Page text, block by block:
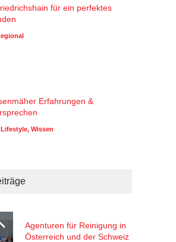
für ein perfektes
Erfahrungen &
Lifestyle, Wissen
Agenturen für Reinigung in
Österreich und der Schweiz